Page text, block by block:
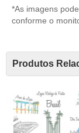
*As imagens
conforme o
Produtos